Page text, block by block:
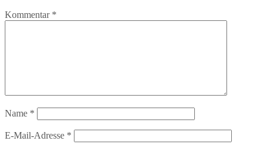
Kommentar *
Name *
E-Mail-Adresse *